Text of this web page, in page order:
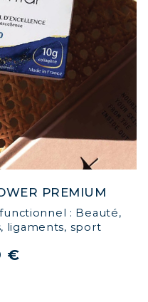
PREMIUM
: Beauté,
ligaments, sport
€